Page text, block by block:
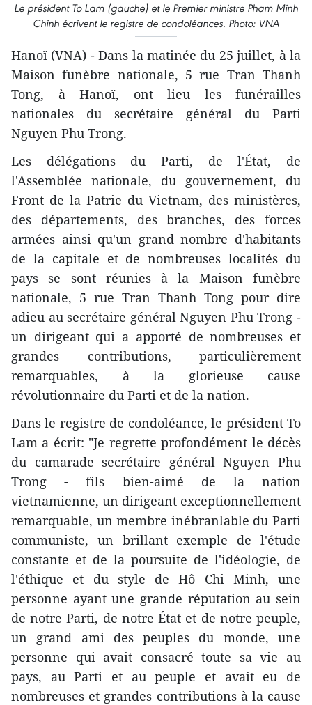
Le président To Lam (gauche) et le Premier ministre Pham Minh
Chinh écrivent le registre de condoléances. Photo: VNA
Hanoï (VNA) - Dans la matinée du 25 juillet, à la
Maison funèbre nationale, 5 rue Tran Thanh
Tong, à Hanoï, ont lieu les funérailles
nationales du secrétaire général du Parti
Nguyen Phu Trong.
Les délégations du Parti, de l'État, de
l'Assemblée nationale, du gouvernement, du
Front de la Patrie du Vietnam, des ministères,
des départements, des branches, des forces
armées ainsi qu'un grand nombre d'habitants
de la capitale et de nombreuses localités du
pays se sont réunies à la Maison funèbre
nationale, 5 rue Tran Thanh Tong pour dire
adieu au secrétaire général Nguyen Phu Trong -
un dirigeant qui a apporté de nombreuses et
grandes contributions, particulièrement
remarquables, à la glorieuse cause
révolutionnaire du Parti et de la nation.
Dans le registre de condoléance, le président To
Lam a écrit: "Je regrette profondément le décès
du camarade secrétaire général Nguyen Phu
Trong - fils bien-aimé de la nation
vietnamienne, un dirigeant exceptionnellement
remarquable, un membre inébranlable du Parti
communiste, un brillant exemple de l'étude
constante et de la poursuite de l'idéologie, de
l'éthique et du style de Hô Chi Minh, une
personne ayant une grande réputation au sein
de notre Parti, de notre État et de notre peuple,
un grand ami des peuples du monde, une
personne qui avait consacré toute sa vie au
pays, au Parti et au peuple et avait eu de
nombreuses et grandes contributions à la cause